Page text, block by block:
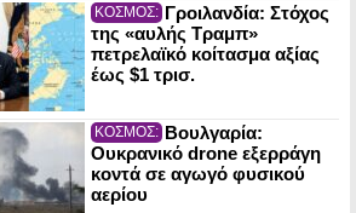
ΚΟΣΜΟΣ: Γροιλανδία: Στόχος
της «αυλής Τραμπ»
πετρελαϊκό κοίτασμα αξίας
έως $1 τρισ.
ΚΟΣΜΟΣ: Βουλγαρία:
Ουκρανικό drone εξερράγη
κοντά σε αγωγό φυσικού
αερίου